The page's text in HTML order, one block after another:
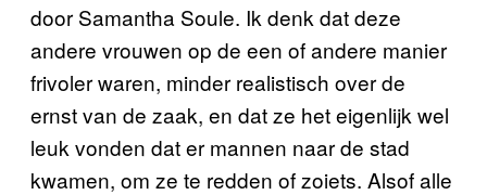
door Samantha Soule. Ik denk dat deze
andere vrouwen op de een of andere manier
frivoler waren, minder realistisch over de
ernst van de zaak, en dat ze het eigenlijk wel
leuk vonden dat er mannen naar de stad
kwamen, om ze te redden of zoiets. Alsof alle